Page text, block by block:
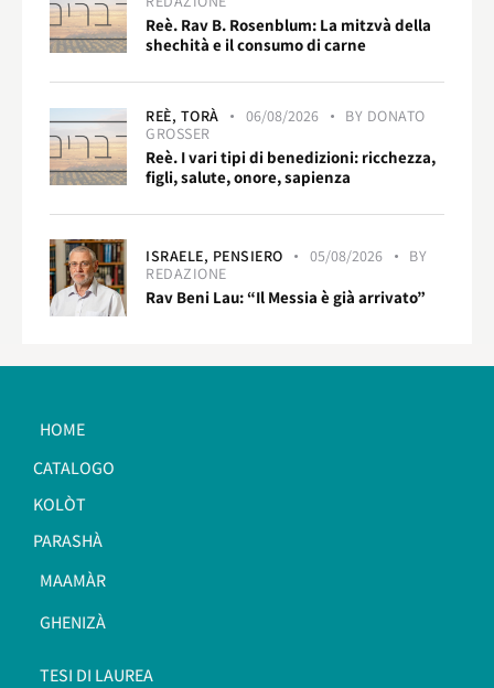
Reè. Rav B. Rosenblum: La mitzvà della
shechità e il consumo di carne
REÈ, TORÀ 06/08/2026 BY DONATO
GROSSER
Reè. I vari tipi di benedizioni: ricchezza,
figli, salute, onore, sapienza
ISRAELE, PENSIERO 05/08/2026
BY
REDAZIONE
Rav Beni Lau: “Il Messia è già arrivato”
HOME
CATALOGO
KOLÒT
PARASHÀ
MAAMÀR
GHENIZÀ
TESI DI LAUREA